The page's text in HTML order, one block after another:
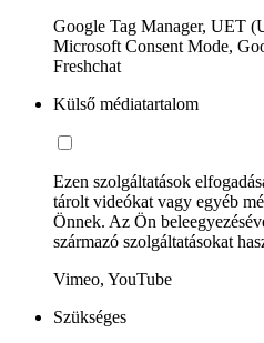
Google Tag Manager, UET
Microsoft Consent Mode,
Freshchat
Külső médiatartalom
Ezen szolgáltatások
tárolt videókat vagy egyéb
Önnek. Az Ön
származó szolgáltatásokat
Vimeo, YouTube
Szükséges